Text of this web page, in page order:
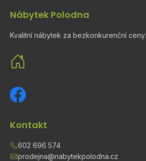
Nábytek Polodna
Kvalitní nábytek za bezkonkurenční ceny.
Kontakt
602 696 574
prodejna@nabytekpolodna.cz